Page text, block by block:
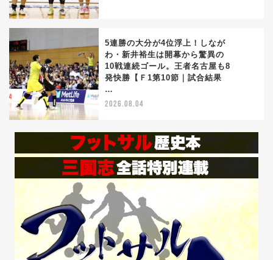
5連勝の大分が4位浮上！しなが
わ・新井裕生は開幕から驚異の
10戦連続ゴール。王者名古屋も8
発快勝【Ｆ1第10節｜試合結果
…
2026.08.04